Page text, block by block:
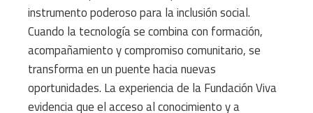
instrumento poderoso para la inclusión social.
Cuando la tecnología se combina con formación,
acompañamiento y compromiso comunitario, se
transforma en un puente hacia nuevas
oportunidades. La experiencia de la Fundación Viva
evidencia que el acceso al conocimiento y a